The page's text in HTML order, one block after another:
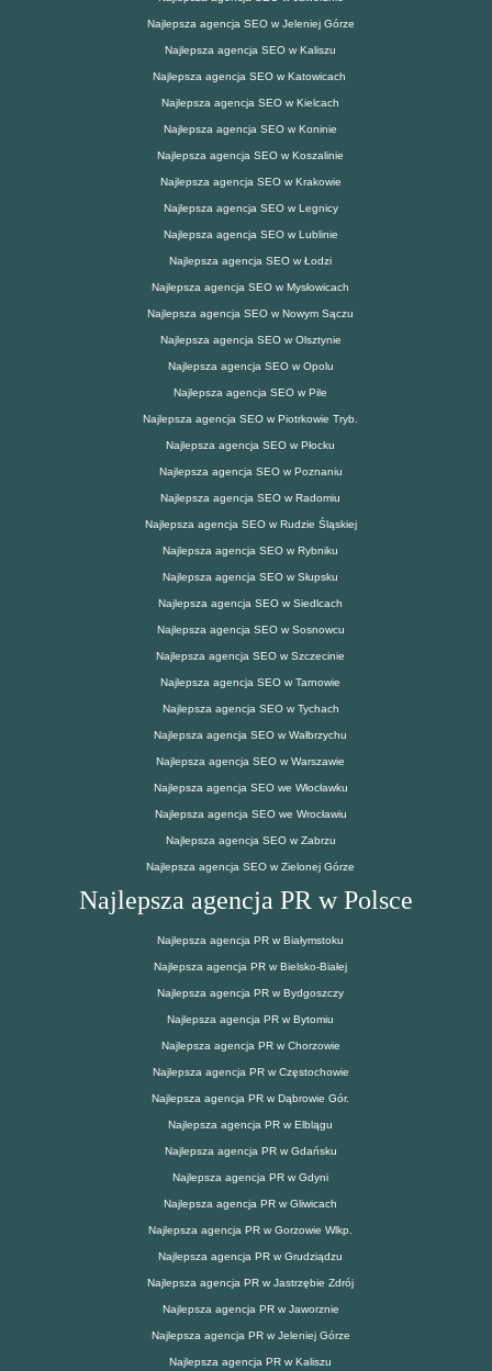
Najlepsza agencja SEO w Jeleniej Górze
Najlepsza agencja SEO w Kaliszu
Najlepsza agencja SEO w Katowicach
Najlepsza agencja SEO w Kielcach
Najlepsza agencja SEO w Koninie
Najlepsza agencja SEO w Koszalinie
Najlepsza agencja SEO w Krakowie
Najlepsza agencja SEO w Legnicy
Najlepsza agencja SEO w Lublinie
Najlepsza agencja SEO w Łodzi
Najlepsza agencja SEO w Mysłowicach
Najlepsza agencja SEO w Nowym Sączu
Najlepsza agencja SEO w Olsztynie
Najlepsza agencja SEO w Opolu
Najlepsza agencja SEO w Pile
Najlepsza agencja SEO w Piotrkowie Tryb.
Najlepsza agencja SEO w Płocku
Najlepsza agencja SEO w Poznaniu
Najlepsza agencja SEO w Radomiu
Najlepsza agencja SEO w Rudzie Śląskiej
Najlepsza agencja SEO w Rybniku
Najlepsza agencja SEO w Słupsku
Najlepsza agencja SEO w Siedlcach
Najlepsza agencja SEO w Sosnowcu
Najlepsza agencja SEO w Szczecinie
Najlepsza agencja SEO w Tarnowie
Najlepsza agencja SEO w Tychach
Najlepsza agencja SEO w Wałbrzychu
Najlepsza agencja SEO w Warszawie
Najlepsza agencja SEO we Włocławku
Najlepsza agencja SEO we Wrocławiu
Najlepsza agencja SEO w Zabrzu
Najlepsza agencja SEO w Zielonej Górze
Najlepsza agencja PR w Polsce
Najlepsza agencja PR w Białymstoku
Najlepsza agencja PR w Bielsko-Białej
Najlepsza agencja PR w Bydgoszczy
Najlepsza agencja PR w Bytomiu
Najlepsza agencja PR w Chorzowie
Najlepsza agencja PR w Częstochowie
Najlepsza agencja PR w Dąbrowie Gór.
Najlepsza agencja PR w Elblągu
Najlepsza agencja PR w Gdańsku
Najlepsza agencja PR w Gdyni
Najlepsza agencja PR w Gliwicach
Najlepsza agencja PR w Gorzowie Wlkp.
Najlepsza agencja PR w Grudziądzu
Najlepsza agencja PR w Jastrzębie Zdrój
Najlepsza agencja PR w Jaworznie
Najlepsza agencja PR w Jeleniej Górze
Najlepsza agencja PR w Kaliszu